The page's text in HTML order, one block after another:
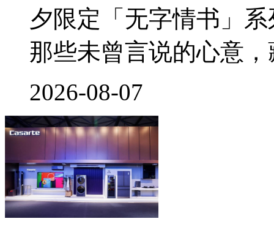
夕限定「无字情书」
那些未曾言说的心意
2026-08-07